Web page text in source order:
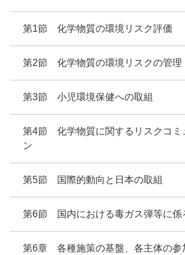
第1節 化学物質の環境リスク評価
第2節 化学物質の環境リスクの管理
第3節 小児環境保健への取組
第4節 化学物質に関するリスクコミ
ン
第5節 国際的動向と日本の取組
第6節 国内における毒ガス弾等に係
第6章 各種施策の基盤、各主体の参